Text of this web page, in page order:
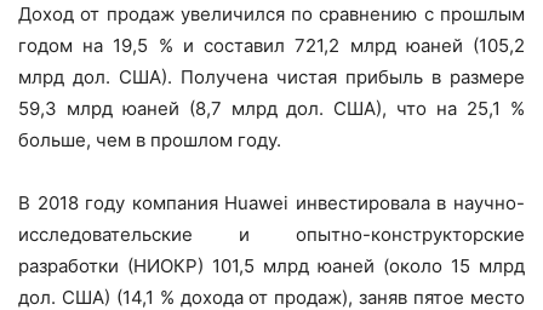
Доход от продаж увеличился по сравнению с прошлым
годом на 19,5 % и составил 721,2 млрд юаней (105,2
млрд дол. США). Получена чистая прибыль в размере
59,3 млрд юаней (8,7 млрд дол. США), что на 25,1 %
больше, чем в прошлом году.
В 2018 году компания Huawei инвестировала в научно-
исследовательские и опытно-конструкторские
разработки (НИОКР) 101,5 млрд юаней (около 15 млрд
дол. США) (14,1 % дохода от продаж), заняв пятое место